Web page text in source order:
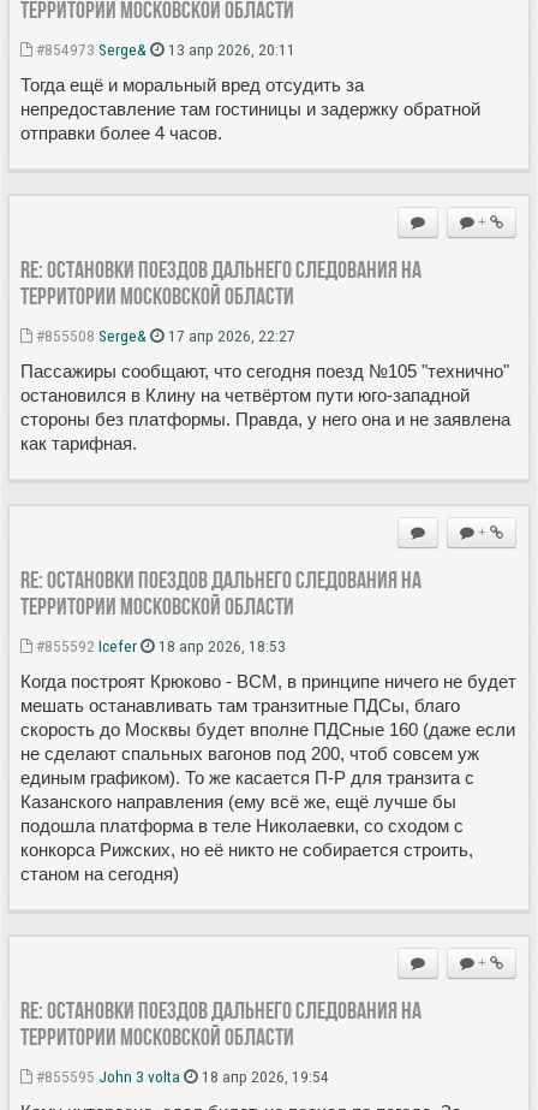
территории Московской области
#854973 Serge& 13 апр 2026, 20:11
Тогда ещё и моральный вред отсудить за
непредоставление там гостиницы и задержку обратной
отправки более 4 часов.
+
Re: Остановки поездов дальнего следования на
территории Московской области
#855508 Serge& 17 апр 2026, 22:27
Пассажиры сообщают, что сегодня поезд №105 "технично"
остановился в Клину на четвёртом пути юго-западной
стороны без платформы. Правда, у него она и не заявлена
как тарифная.
+
Re: Остановки поездов дальнего следования на
территории Московской области
#855592 Icefer 18 апр 2026, 18:53
Когда построят Крюково - ВСМ, в принципе ничего не будет
мешать останавливать там транзитные ПДСы, благо
скорость до Москвы будет вполне ПДСные 160 (даже если
не сделают спальных вагонов под 200, чтоб совсем уж
единым графиком). То же касается П-Р для транзита с
Казанского направления (ему всё же, ещё лучше бы
подошла платформа в теле Николаевки, со сходом с
конкорса Рижских, но её никто не собирается строить,
станом на сегодня)
+
Re: Остановки поездов дальнего следования на
территории Московской области
#855595 John 3 volta 18 апр 2026, 19:54